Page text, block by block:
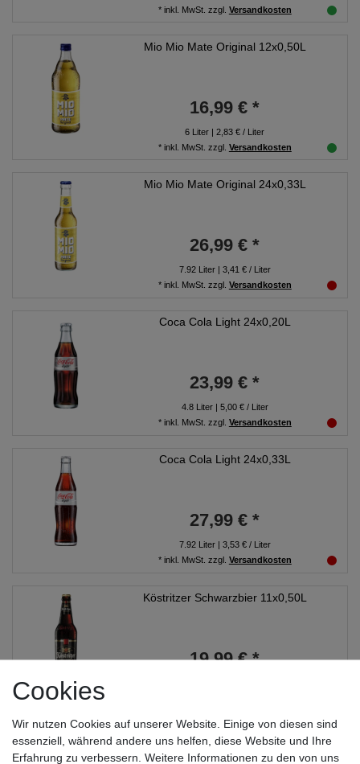
* inkl. MwSt. zzgl. Versandkosten
Mio Mio Mate Original 12x0,50L
16,99 € *
6 Liter | 2,83 € / Liter
* inkl. MwSt. zzgl. Versandkosten
Mio Mio Mate Original 24x0,33L
26,99 € *
7.92Liter| 3,41 € / Liter
* inkl. MwSt. zzgl. Versandkosten
Coca Cola Light 24x0,20L
23,99 € *
4.8Liter| 5,00 € / Liter
* inkl. MwSt. zzgl. Versandkosten
Coca Cola Light 24x0,33L
27,99 € *
7.92Liter| 3,53 € / Liter
* inkl. MwSt. zzgl. Versandkosten
Köstritzer Schwarzbier 11x0,50L
19,99 € *
Köstritzer Schwarzbier 24x0,33L
Cookies
Wir nutzen Cookies auf unserer Website. Einige von diesen sind
essenziell, während andere uns helfen, diese Website und Ihre
Erfahrung zu verbessern. Weitere Informationen zu den von uns